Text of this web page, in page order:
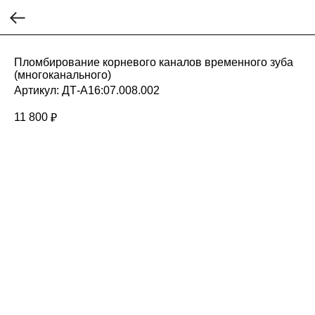
Пломбирование корневого каналов временного зуба
(многоканального)
Артикул: ДТ-А16:07.008.002
11 800 ₽